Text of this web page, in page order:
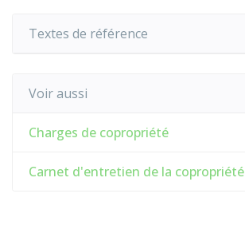
Textes de référence
Voir aussi
Charges de copropriété
Carnet d'entretien de la copropriété